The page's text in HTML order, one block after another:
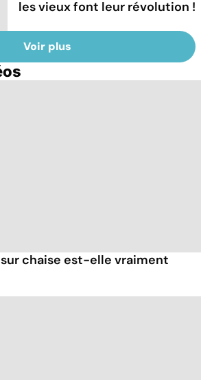
les vieux font leur révolution !
Voir plus
chaise est-elle vraiment